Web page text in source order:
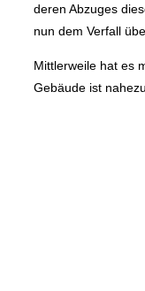
deren Abzuges
nun dem Verfall
Mittlerweile hat es
Gebäude ist